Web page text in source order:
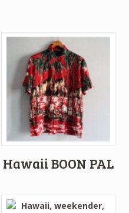
Hawaii BOON PAL